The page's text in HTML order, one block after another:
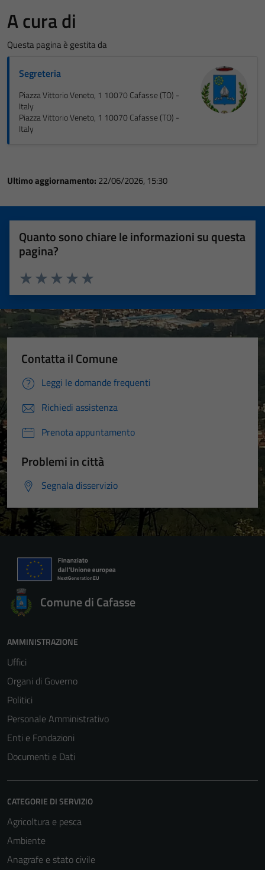
A cura di
Questa pagina è gestita da
Segreteria
Piazza Vittorio Veneto, 1 10070 Cafasse (TO) -
Italy
Piazza Vittorio Veneto, 1 10070 Cafasse (TO) -
Italy
Ultimo aggiornamento: 22/06/2026, 15:30
Quanto sono chiare le informazioni su questa
pagina?
Valuta 5 stelle su 5
Valuta 4 stelle su 5
Valuta 3 stelle su 5
Valuta 2 stelle su 5
Valuta 1 stelle su 5
Contatta il Comune
Leggi le domande frequenti
Richiedi assistenza
Prenota appuntamento
Problemi in città
Segnala disservizio
Comune di Cafasse
AMMINISTRAZIONE
Uffici
Organi di Governo
Politici
Personale Amministrativo
Enti e Fondazioni
Documenti e Dati
CATEGORIE DI SERVIZIO
Agricoltura e pesca
Ambiente
Anagrafe e stato civile